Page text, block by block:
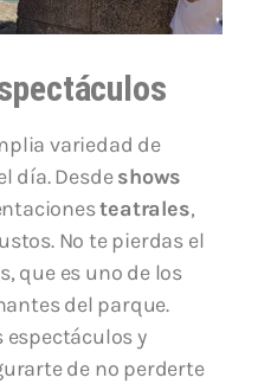
variedad de
día. Desdeshows
teatrales,
No te pierdas el
que es uno de los
del parque.
espectáculos y
de no perderte